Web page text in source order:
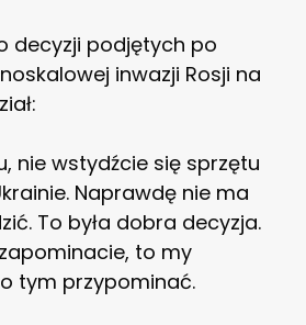
decyzji podjętych po
inwazji Rosji na
nie wstydźcie się sprzętu
Naprawdę nie ma
To była dobra decyzja.
to my
tym przypominać.